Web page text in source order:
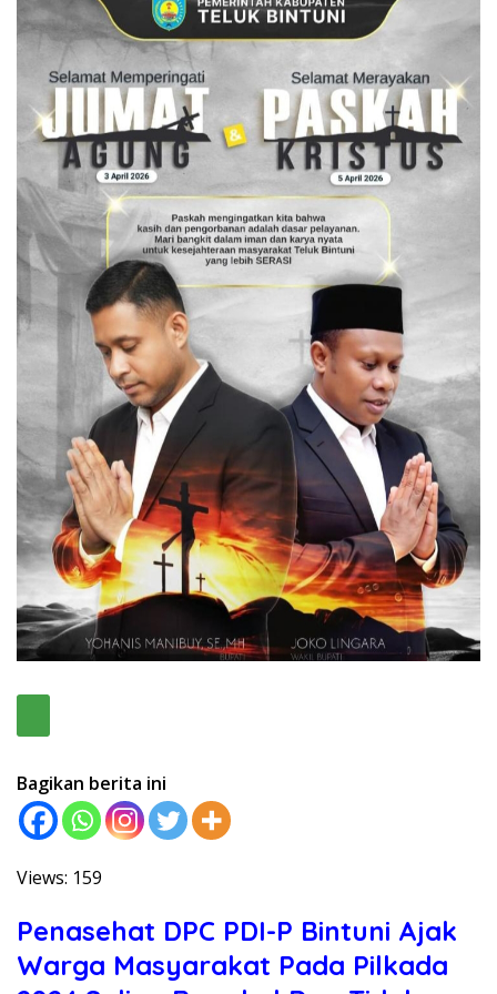
Bagikan berita ini
Views: 159
Penasehat DPC PDI-P Bintuni Ajak
Warga Masyarakat Pada Pilkada